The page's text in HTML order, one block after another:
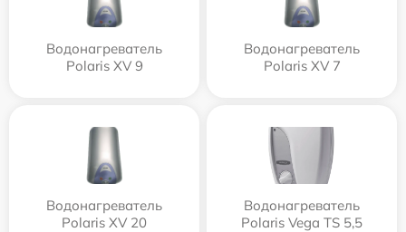
Водонагреватель
Polaris XV 9
Водонагреватель
Polaris XV 7
Водонагреватель
Polaris XV 20
Водонагреватель
Polaris Vega TS 5,5